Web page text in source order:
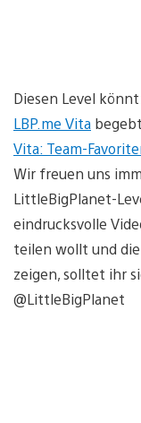
Diesen Level
LBP.me Vita
Vita: Team-
Wir freuen uns
LittleBigPlanet-
eindrucksvolle
teilen wollt und
zeigen, solltet ihr
@LittleBigPlanet